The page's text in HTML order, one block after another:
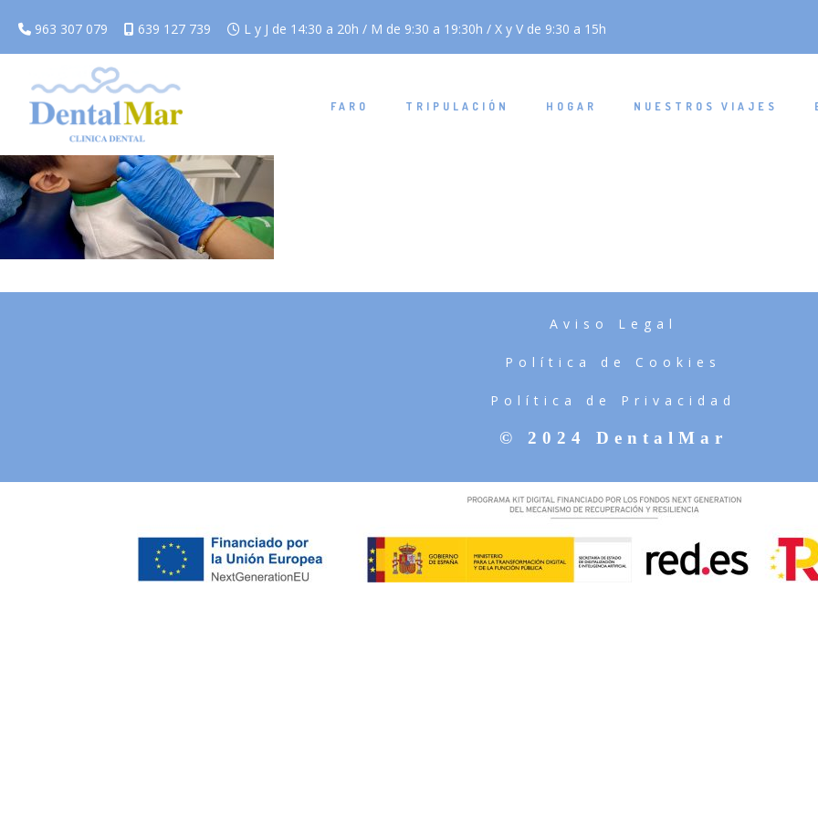
963 307 079 639 127 739 L y J de 14:30 a 20h / M de 9:30 a 19:30h / X y V de 9:30 a 15h
FARO TRIPULACIÓN HOGAR NUESTROS VIAJES
Aviso Legal
Política de Cookies
Política de Privacidad
© 2024 DentalMar